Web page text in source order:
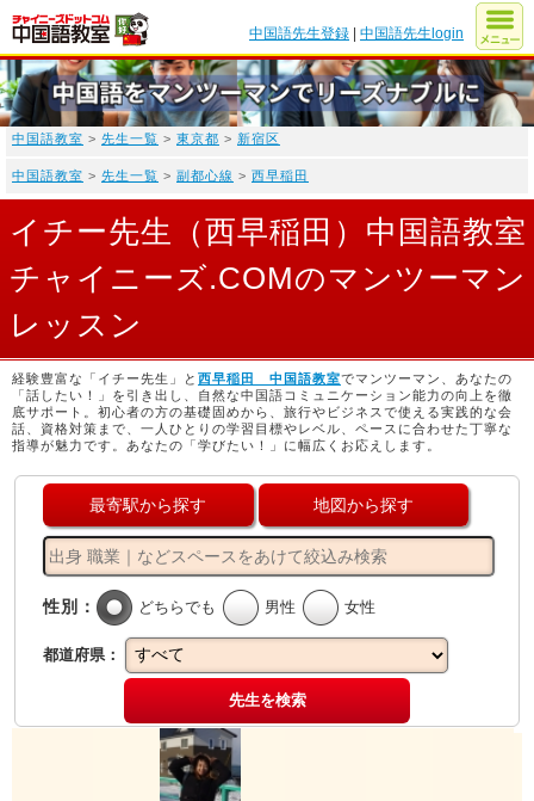
中国語先生登録 |中国語先生login
中国語教室 > 先生一覧 > 東京都 > 新宿区
中国語教室 > 先生一覧 > 副都心線 > 西早稲田
イチー先生（西早稲田）中国語教室
チャイニーズ.COMのマンツーマン
レッスン
経験豊富な「イチー先生」と 西早稲田 中国語教室でマンツーマン、あなたの
「話したい！」を引き出し、自然な中国語コミュニケーション能力の向上を徹
底サポート。初心者の方の基礎固めから、旅行やビジネスで使える実践的な会
話、資格対策まで、一人ひとりの学習目標やレベル、ペースに合わせた丁寧な
指導が魅力です。あなたの「学びたい！」に幅広くお応えします。
最寄駅から探す 地図から探す
性別： どちらでも 男性 女性
都道府県：
先生を検索